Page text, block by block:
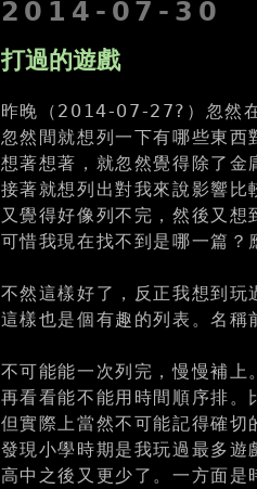
2014-07-30
打過的遊戲
昨晚（2014-07-27?）忽然
忽然間就想列一下有哪些東西
想著想著，就忽然覺得除了金
接著就想列出對我來說影響比
又覺得好像列不完，然後又
可惜我現在找不到是哪一篇
不然這樣好了，反正我想到
這樣也是個有趣的列表。名稱
不可能能一次列完，慢慢補
再看看能不能用時間順序排。
但實際上當然不可能記得確切
發現小學時期是我玩過最多遊
高中之後又更少了。一方面是